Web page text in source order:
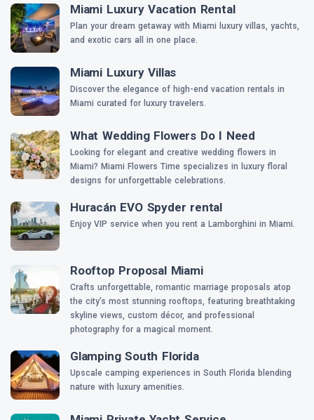
Miami Luxury Vacation Rental
Plan your dream getaway with Miami luxury villas, yachts,
and exotic cars all in one place.
Miami Luxury Villas
Discover the elegance of high-end vacation rentals in
Miami curated for luxury travelers.
What Wedding Flowers Do I Need
Looking for elegant and creative wedding flowers in
Miami? Miami Flowers Time specializes in luxury floral
designs for unforgettable celebrations.
Huracán EVO Spyder rental
Enjoy VIP service when you rent a Lamborghini in Miami.
Rooftop Proposal Miami
Crafts unforgettable, romantic marriage proposals atop
the city’s most stunning rooftops, featuring breathtaking
skyline views, custom décor, and professional
photography for a magical moment.
Glamping South Florida
Upscale camping experiences in South Florida blending
nature with luxury amenities.